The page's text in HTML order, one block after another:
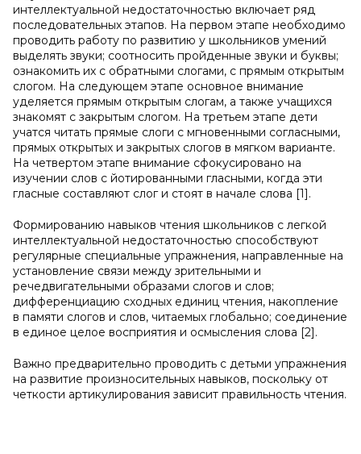
интеллектуальной недостаточностью включает ряд
последовательных этапов. На первом этапе необходимо
проводить работу по развитию у школьников умений
выделять звуки; соотносить пройденные звуки и буквы;
ознакомить их с обратными слогами, с прямым открытым
слогом. На следующем этапе основное внимание
уделяется прямым открытым слогам, а также учащихся
знакомят с закрытым слогом. На третьем этапе дети
учатся читать прямые слоги с мгновенными согласными,
прямых открытых и закрытых слогов в мягком варианте.
На четвертом этапе внимание сфокусировано на
изучении слов с йотированными гласными, когда эти
гласные составляют слог и стоят в начале слова [1].
Формированию навыков чтения школьников с легкой
интеллектуальной недостаточностью способствуют
регулярные специальные упражнения, направленные на
установление связи между зрительными и
речедвигательными образами слогов и слов;
дифференциацию сходных единиц чтения, накопление
в памяти слогов и слов, читаемых глобально; соединение
в единое целое восприятия и осмысления слова [2].
Важно предварительно проводить с детьми упражнения
на развитие произносительных навыков, поскольку от
четкости артикулирования зависит правильность чтения.